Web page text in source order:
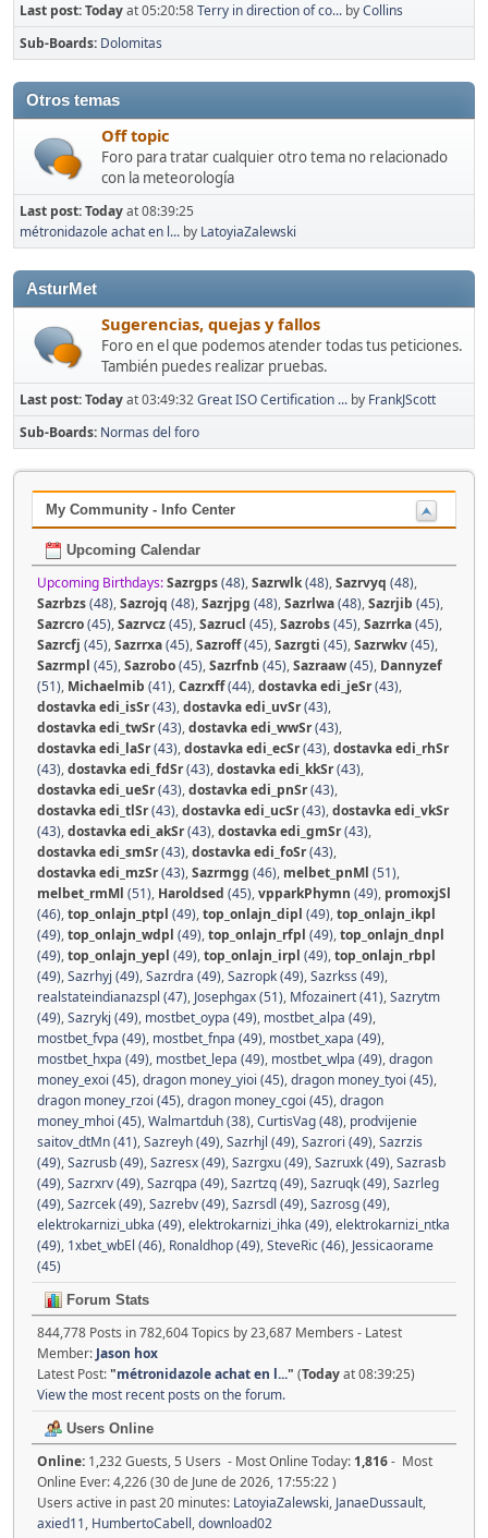
Last post:Todayat 05:20:58Terry in direction of co... byCollins
Sub-Boards Dolomitas
Otros temas
Off topic
Foro para tratar cualquier otro tema no relacionado
con la meteorología
Last post:Todayat 08:39:25
métronidazole achat en l... by LatoyiaZalewski
AsturMet
Sugerencias, quejas y fallos
Foro en el que podemos atender todas tus peticiones.
También puedes realizar pruebas.
Last post:Todayat 03:49:32Great ISO Certification ... by FrankJScott
Sub-Boards Normas del foro
My Community - Info Center
Upcoming Calendar
Upcoming Birthdays:Sazrgps(48),Sazrwlk(48),Sazrvyq (48),
Sazrbzs(48),Sazrojq (48),Sazrjpg (48),Sazrlwa(48),Sazrjib (45),
Sazrcro(45),Sazrvcz(45),Sazrucl (45),Sazrobs(45),Sazrrka(45),
Sazrcfj (45),Sazrrxa(45),Sazroff(45),Sazrgti (45),Sazrwkv(45),
Sazrmpl (45),Sazrobo(45),Sazrfnb (45),Sazraaw(45), Dannyzef
(51), Michaelmib (41),Cazrxff(44),dostavka edi_jeSr(43),
dostavka edi_isSr(43),dostavka edi_uvSr(43),
dostavka edi_twSr(43),dostavka edi_wwSr(43),
dostavka edi_laSr(43),dostavka edi_ecSr(43),dostavka edi_rhSr
(43),dostavka edi_fdSr(43),dostavka edi_kkSr(43),
dostavka edi_ueSr(43),dostavka edi_pnSr(43),
dostavka edi_tlSr(43),dostavka edi_ucSr(43),dostavka edi_vkSr
(43),dostavka edi_akSr(43),dostavka edi_gmSr(43),
dostavka edi_smSr(43),dostavka edi_foSr(43),
dostavka edi_mzSr(43),Sazrmgg (46), melbet_pnMl (51),
melbet_rmMl (51), Haroldsed (45),vpparkPhymn (49), promoxjSl
(46),top_onlajn_ptpl (49),top_onlajn_dipl (49),top_onlajn_ikpl
(49),top_onlajn_wdpl (49),top_onlajn_rfpl (49),top_onlajn_dnpl
(49),top_onlajn_yepl (49),top_onlajn_irpl (49),top_onlajn_rbpl
(49),Sazrhyj (49),Sazrdra (49),Sazropk (49),Sazrkss (49),
realstateindianazspl (47), Josephgax (51), Mfozainert (41),Sazrytm
(49),Sazrykj (49), mostbet_oypa (49), mostbet_alpa (49),
mostbet_fvpa (49), mostbet_fnpa (49), mostbet_xapa (49),
mostbet_hxpa (49), mostbet_lepa (49), mostbet_wlpa (49),dragon
money_exoi (45),dragon money_yioi (45),dragon money_tyoi (45),
dragon money_rzoi (45),dragon money_cgoi (45),dragon
money_mhoi (45),Walmartduh (38),CurtisVag (48), prodvijenie
saitov_dtMn (41),Sazreyh (49),Sazrhjl (49),Sazrori (49),Sazrzis
(49),Sazrusb (49),Sazresx (49),Sazrgxu (49),Sazruxk (49),Sazrasb
(49),Sazrxrv (49),Sazrqpa (49),Sazrtzq (49),Sazruqk (49),Sazrleg
(49),Sazrcek (49),Sazrebv (49),Sazrsdl (49),Sazrosg (49),
elektrokarnizi_ubka (49),elektrokarnizi_ihka (49),elektrokarnizi_ntka
(49), 1xbet_wbEl (46), Ronaldhop (49),SteveRic (46), Jessicaorame
(45)
Forum Stats
844,778 Posts in 782,604 Topics by 23,687 Members - Latest
Member: Jason hox
Latest Post:"métronidazole achat en l..." (Todayat 08:39:25)
View the most recent posts on the forum.
Users Online
Online: 1,232 Guests, 5 Users - Most Online Today: 1,816- Most
Online Ever: 4,226 (30 de June de 2026, 17:55:22 )
Users active in past 20 minutes: LatoyiaZalewski, JanaeDussault,
axied11, HumbertoCabell,download02